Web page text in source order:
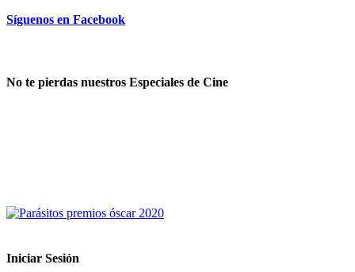
Síguenos en Facebook
No te pierdas nuestros Especiales de Cine
Iniciar Sesión